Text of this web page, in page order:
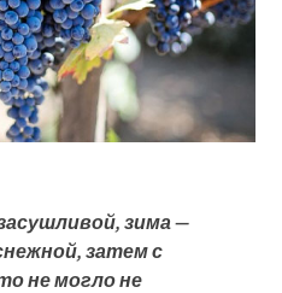
зима —
затем с
не могло не